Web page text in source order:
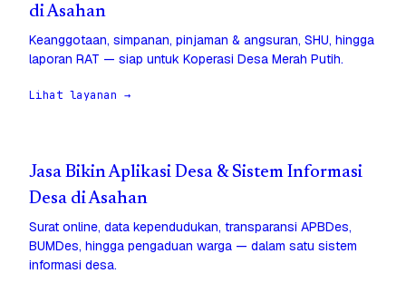
di Asahan
Keanggotaan, simpanan, pinjaman & angsuran, SHU, hingga
laporan RAT — siap untuk Koperasi Desa Merah Putih.
Lihat layanan →
Jasa Bikin Aplikasi Desa & Sistem Informasi
Desa di Asahan
Surat online, data kependudukan, transparansi APBDes,
BUMDes, hingga pengaduan warga — dalam satu sistem
informasi desa.